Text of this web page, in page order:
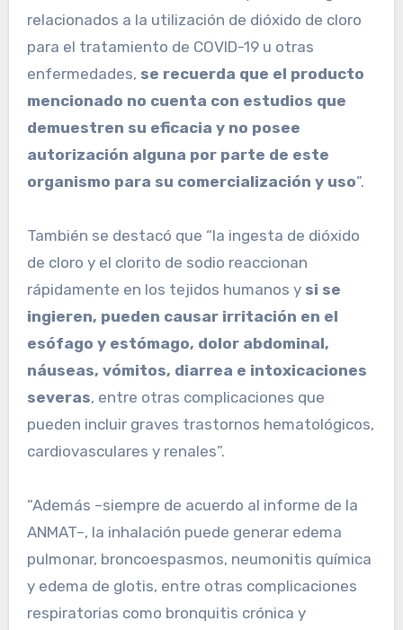
relacionados a la utilización de dióxido de cloro
para el tratamiento de COVID-19 u otras
enfermedades, se recuerda que el producto
mencionado no cuenta con estudios que
demuestren su eficacia y no posee
autorización alguna por parte de este
organismo para su comercialización y uso”.
También se destacó que “la ingesta de dióxido
de cloro y el clorito de sodio reaccionan
rápidamente en los tejidos humanos y si se
ingieren, pueden causar irritación en el
esófago y estómago, dolor abdominal,
náuseas, vómitos, diarrea e intoxicaciones
severas, entre otras complicaciones que
pueden incluir graves trastornos hematológicos,
cardiovasculares y renales”.
“Además –siempre de acuerdo al informe de la
ANMAT–, la inhalación puede generar edema
pulmonar, broncoespasmos, neumonitis química
y edema de glotis, entre otras complicaciones
respiratorias como bronquitis crónica y